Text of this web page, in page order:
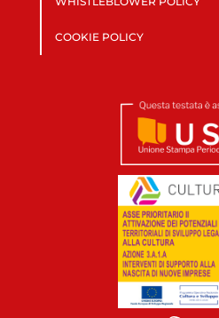
COOKIE POLICY